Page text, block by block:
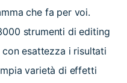
che fa per voi.
strumenti di editing
esattezza i risultati
varietà di effetti